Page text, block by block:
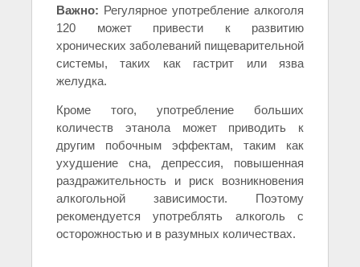
Важно: Регулярное употребление алкоголя
120 может привести к развитию
хронических заболеваний пищеварительной
системы, таких как гастрит или язва
желудка.
Кроме того, употребление больших
количеств этанола может приводить к
другим побочным эффектам, таким как
ухудшение сна, депрессия, повышенная
раздражительность и риск возникновения
алкогольной зависимости. Поэтому
рекомендуется употреблять алкоголь с
осторожностью и в разумных количествах.